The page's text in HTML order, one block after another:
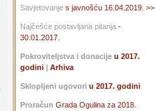
Savjetovanje s javnošću 16.04.2019. >>
Najčešće postavljana pitanja -
30.01.2017.
Pokroviteljstva i donacije u 2017.
godini | Arhiva
Sklopljeni ugovori u 2017. godini
Proračun Grada Ogulina za 2018.